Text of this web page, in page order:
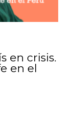
en crisis.
en el